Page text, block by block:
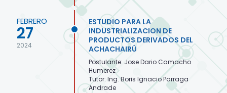
FEBRERO
27
2024
ESTUDIO PARA LA
INDUSTRIALIZACION DE
PRODUCTOS DERIVADOS DEL
ACHACHAIRÚ
Postulante: Jose Dario Camacho
Humerez
Tutor: Ing. Boris Ignacio Parraga
Andrade